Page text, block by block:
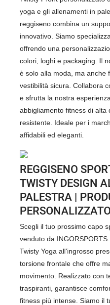
yoga e gli allenamenti in
reggiseno combina un
innovativo. Siamo
offrendo una
colori, loghi e packaging. Il
è solo alla moda, ma anche
vestibilità sicura. Collabora
e sfrutta la nostra
abbigliamento fitness di alta
resistente. Ideale per i
affidabili ed eleganti.
REGGISENO
TWISTY DESIGN
PALESTRA |
PERSONALIZZATO
Scegli il tuo prossimo capo
venduto da
Twisty Yoga all'ingrosso
torsione frontale che offre
movimento. Realizzato con
traspiranti, garantisce
fitness più intense. Siamo il